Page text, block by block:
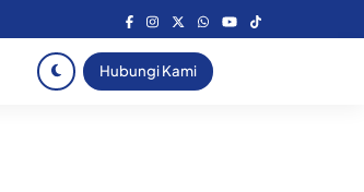
Hubungi Kami